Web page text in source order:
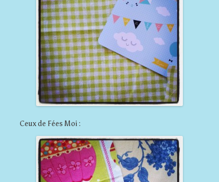
Ceux de Fées Moi :